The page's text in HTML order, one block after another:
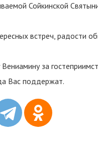
Сойкинской
встреч, радости
за
Вас поддержат.